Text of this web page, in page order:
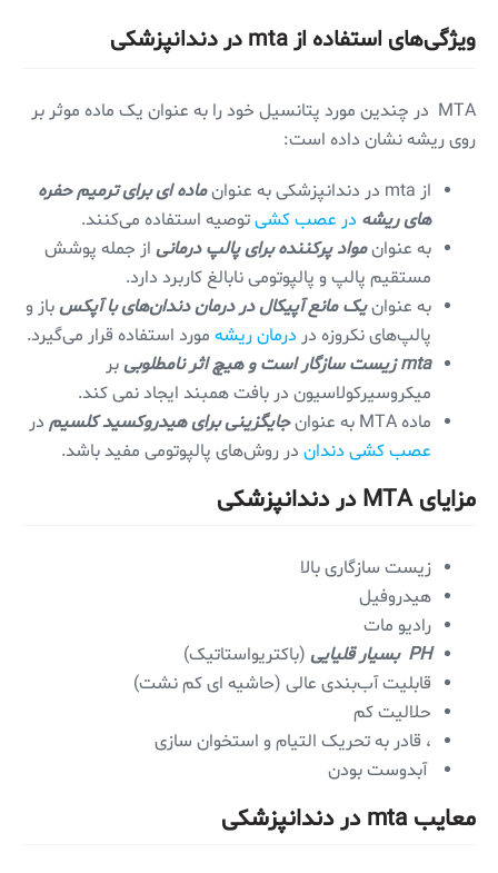
ویژگی‌های استفاده از mta در دندانپزشکی
MTA در چندین مورد پتانسیل خود را به عنوان یک ماده موثر بر
روی ریشه نشان داده است:
از mta در دندانپزشکی به عنوان
ماده ای برای ترمیم حفره
های ریشه در عصب کشیتوصیه استفاده می‌کنند.
به عنوانمواد پرکننده برای پالپ درمانی از جمله پوشش
مستقیم پالپ و پالپوتومی نابالغ کاربرد دارد.
به عنوانیک مانع آپیکال در درمان دندان‌های با آپکسباز و
پالپ‌های نکروزه در درمان ریشه مورد استفاده قرار می‌گیرد.
mta زیست سازگار است و هیچ اثر نامطلوبی
بر
میکروسیرکولاسیون در بافت همبند ایجاد نمی کند.
ماده MTA به عنوان
جایگزینی برای هیدروکسید کلسیم در
عصب کشی دندان در روش‌های پالپوتومی مفید باشد.
مزایای MTA در دندانپزشکی
زیست سازگاری بالا
هیدروفیل
رادیو مات
PH بسیار قلیایی
(باکتریواستاتیک)
قابلیت آب‌بندی عالی (حاشیه ای کم نشت)
حلالیت کم
، قادر به تحریک التیام و استخوان سازی
آبدوست بودن
معایب mta در دندانپزشکی